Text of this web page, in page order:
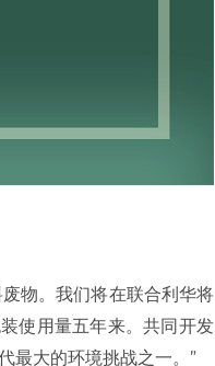
物。我们将在联合利华将
使用量五年来。共同开发
最大的环境挑战之一。”